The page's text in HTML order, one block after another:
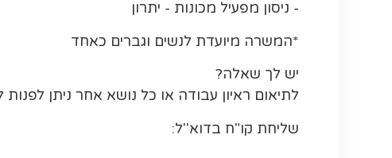
- ניסון מפעיל מכונות - יתרון
*המשרה מיועדת לנשים וגברים כאחד
יש לך שאלה?
לתיאום ראיון עבודה או כל נושא אחר ניתן
שליחת קו"ח בדוא''ל: